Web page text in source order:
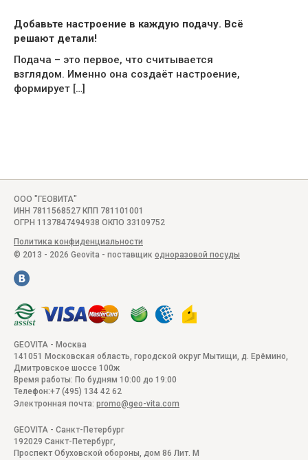
Добавьте настроение в каждую подачу. Всё
решают детали!
Подача – это первое, что считывается
взглядом. Именно она создаёт настроение,
формирует […]
ООО "ГЕОВИТА"
ИНН 7811568527 КПП 781101001
ОГРН 1137847494938 ОКПО 33109752
Политика конфиденциальности
© 2013 - 2026 Geovita - поставщик одноразовой посуды
GEOVITA - Москва
141051
Московская область, городской округ Мытищи, д. Ерёмино,
Дмитровское шоссе 100ж
Время работы: По будням 10:00 до 19:00
Телефон:+7 (495) 134 42 62
Электронная почта: promo@geo-vita.com
GEOVITA - Санкт-Петербург
192029 Санкт-Петербург,
Проспект Обуховской обороны, дом 86 Лит. М